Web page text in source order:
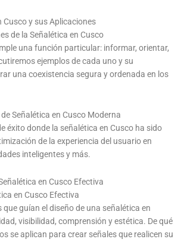
Cusco y sus Aplicaciones
de la Señalética en Cusco
una función particular: informar, orientar,
ejemplos de cada uno y su
una coexistencia segura y ordenada en los
Señalética en Cusco Moderna
éxito donde la señalética en Cusco ha sido
de la experiencia del usuario en
inteligentes y más.
en Cusco Efectiva
en Cusco Efectiva
guían el diseño de una señalética en
visibilidad, comprensión y estética. De qué
se aplican para crear señales que realicen su